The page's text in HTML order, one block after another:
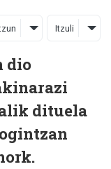
Itzuli
dio
dituela